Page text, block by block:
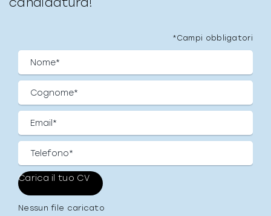
Nessun file caricato
*Campi obbligatori